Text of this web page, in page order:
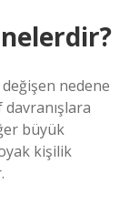
nedene
davranışlara
büyük
kişilik